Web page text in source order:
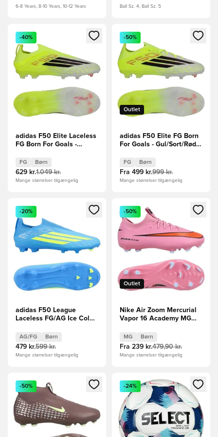
6-8 Years, 8-10 Years, 10-12 Years Ball Sz. 4, Ball Sz. 5
Åbner en Modal til at logge ind eller tilmelde dig som
-40%
adidas F50 Elite Laceless
FG Born For Goals -
FG Børn
629 kr.1.049 kr.
Mange størrelser tilgængelig
Åbner en Modal til at logge
Outlet
-50%
adidas F50 Elite FG Born
For Goals - Gul/Sort/Rød
FG Børn
Fra 499 kr.999 kr.
Mange størrelser tilgængelig
Åbner en Modal til at logge ind eller tilmelde dig som
-20%
adidas F50 League
Laceless FG/AG Ice Cold
Blå/Gul/Lyseblå Børn
AG/FG Børn
479 kr.599 kr.
Mange størrelser tilgængelig
Åbner en Modal til at logge
Outlet
-50%
Nike Air Zoom Mercurial
Vapor 16 Academy MG
Pink/Sort/Orange Børn
MG Børn
Fra 239 kr.479,90 kr.
Mange størrelser tilgængelig
Åbner en Modal til at logge ind eller tilmelde dig som
-50%
Åbner en Modal til at logge
-24%